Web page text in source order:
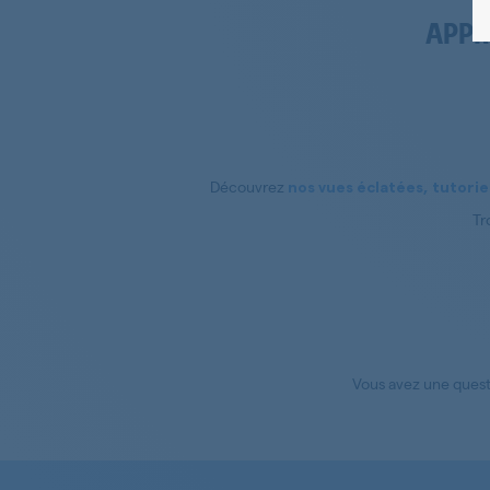
Découvrez nos vues éclatées,
Vous avez une